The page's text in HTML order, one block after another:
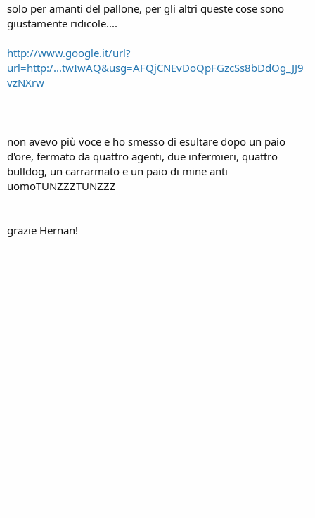
solo per amanti del pallone, per gli altri queste cose sono
giustamente ridicole....
http://www.google.it/url?
url=http:/...twIwAQ&usg=AFQjCNEvDoQpFGzcSs8bDdOg_JJ9
vzNXrw
non avevo più voce e ho smesso di esultare dopo un paio
d'ore, fermato da quattro agenti, due infermieri, quattro
bulldog, un carrarmato e un paio di mine anti
uomoTUNZZZTUNZZZ
grazie Hernan!